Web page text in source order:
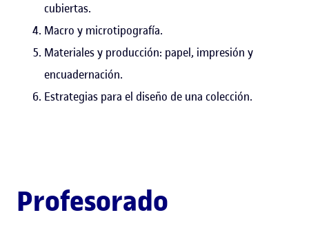
cubiertas.
Macro y microtipografía.
Materiales y producción: papel, impresión y
encuadernación.
Estrategias para el diseño de una colección.
Profesorado